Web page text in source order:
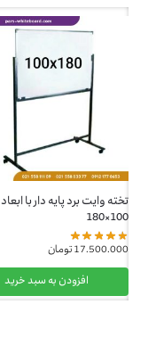
تخته وایت برد پایه دار با ابعاد
100×180
17.500.000تومان
افزودن به سبد خرید